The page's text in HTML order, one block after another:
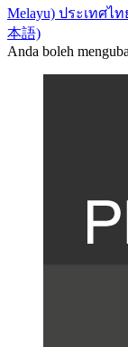
Melayu) ประเทศไ
本語)
Anda boleh